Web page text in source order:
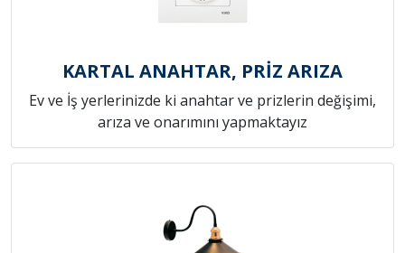
KARTAL ANAHTAR, PRİZ ARIZA
Ev ve İş yerlerinizde ki anahtar ve prizlerin değişimi,
arıza ve onarımını yapmaktayız